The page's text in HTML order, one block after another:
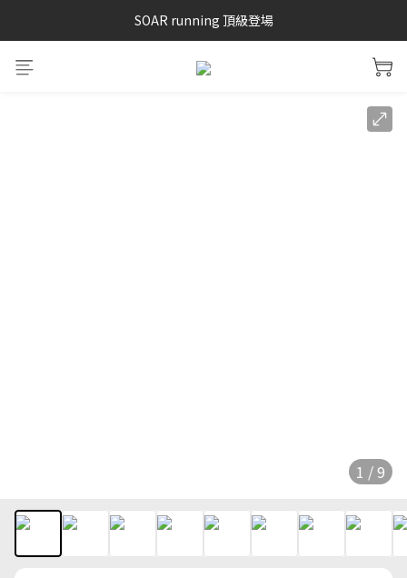
SAYSKY 26'春夏兩件85折
SOAR running 頂級登場
加入LINE好友 再領100購物金 點我加入
1 / 9